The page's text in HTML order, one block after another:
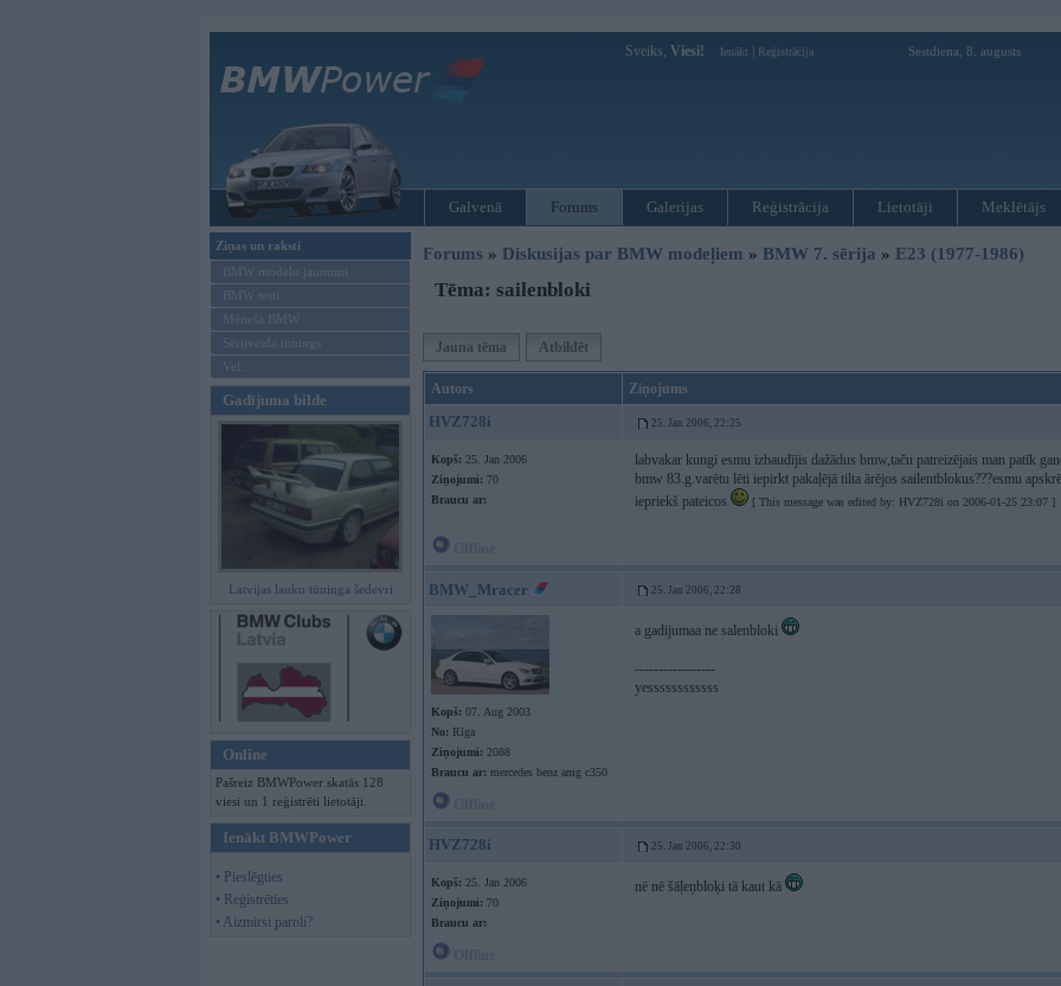
Sveiks, Viesi! Ienākt Reģistrācija Sestdiena, 8. augusts
Galvenā Forums Galerijas Reģistrācija Lietotāji Meklētājs
Ziņas un raksti
BMW modeļu jaunumi
BMW testi
Mēneša BMW
Sērijveida tūnings
Vel...
Gadījuma bilde
Latvijas lauku tūninga šedevri
Online
Pašreiz BMWPower skatās 128
viesi un 1 reģistrēti lietotāji.
Ienākt BMWPower
• Pieslēgties
• Reģistrēties
• Aizmirsi paroli?
Forums » Diskusijas par BMW modeļiem » BMW 7. sērija » E23 (1977-1986)
Tēma: sailenbloki
Jauna tēma Atbildēt
Autors Ziņojums
HVZ728i 25. Jan 2006, 22:25
Kopš: 25. Jan 2006
Ziņojumi: 70
Braucu ar:
labvakar kungi esmu izbaudījis dažādus bmw,taču patreizējais man patīk
bmw 83.g.varētu lēti iepirkt pakaļējā tilta ārējos sailentblokus???esmu
iepriekš pateicos
[ This message was edited by: HVZ728i on 2006-01-25 23:07 ]
BMW_Mracer 25. Jan 2006, 22:28
Kopš: 07. Aug 2003
No: Rīga
Ziņojumi: 2088
Braucu ar: mercedes benz amg c350
a gadijumaa ne salenbloki
-----------------
yessssssssssss
HVZ728i 25. Jan 2006, 22:30
Kopš: 25. Jan 2006
Ziņojumi: 70
Braucu ar:
nē nē šāļeņbloķi tā kaut kā